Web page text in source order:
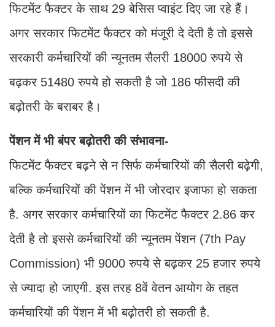
फिटमेंट फैक्टर के साथ 29 बेसिस प्वाइंट दिए जा रहे हैं।
अगर सरकार फिटमेंट फैक्टर को मंजूरी दे देती है तो इससे
सरकारी कर्मचारियों की न्यूनतम सैलरी 18000 रुपये से
बढ़कर 51480 रुपये हो सकती है जो 186 फीसदी की
बढ़ोतरी के बराबर है।
पेंशन में भी बंपर बढ़ोतरी की संभावना-
फिटमेंट फैक्टर बढ़ने से न सिर्फ कर्मचारियों की सैलरी बढ़ेगी,
बल्कि कर्मचारियों की पेंशन में भी जोरदार इजाफा हो सकता
है. अगर सरकार कर्मचारियों का फिटमेंट फैक्टर 2.86 कर
देती है तो इससे कर्मचारियों की न्यूनतम पेंशन (7th Pay
Commission) भी 9000 रुपये से बढ़कर 25 हजार रुपये
से ज्यादा हो जाएगी. इस तरह 8वें वेतन आयोग के तहत
कर्मचारियों की पेंशन में भी बढ़ोतरी हो सकती है.